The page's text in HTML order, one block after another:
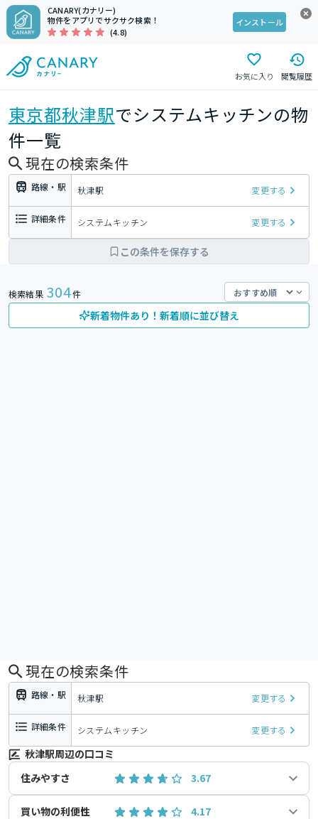
CANARY(カナリー)
物件をアプリでサクサク検索！
(4.8)
インストール
お気に入り 閲覧履歴
東京都秋津駅でシステムキッチンの物
件一覧
現在の検索条件
路線・駅 秋津駅 変更する
詳細条件 システムキッチン 変更する
この条件を保存する
検索結果 304件
新着物件あり！新着順に並び替え
現在の検索条件
路線・駅 秋津駅 変更する
詳細条件 システムキッチン 変更する
秋津駅周辺の口コミ
住みやすさ
3.67
買い物の利便性 4.17